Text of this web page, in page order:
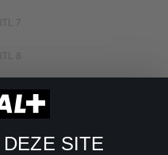
SITE
7
8
Z